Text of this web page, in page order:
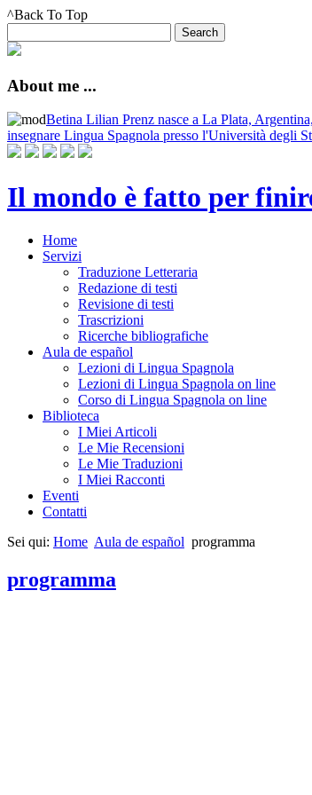
^Back To Top
About me ...
Betina Lilian Prenz nasce a La Plata,
insegnare Lingua Spagnola presso l'Università degli
Il mondo è fatto per
Home
Servizi
Traduzione Letteraria
Redazione di testi
Revisione di testi
Trascrizioni
Ricerche bibliografiche
Aula de español
Lezioni di Lingua Spagnola
Lezioni di Lingua Spagnola on line
Corso di Lingua Spagnola on line
Biblioteca
I Miei Articoli
Le Mie Recensioni
Le Mie Traduzioni
I Miei Racconti
Eventi
Contatti
Sei qui: Home Aula de español programma
programma